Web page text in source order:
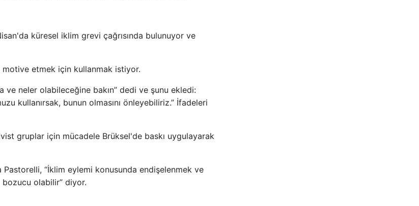
küresel iklim grevi çağrısında bulunuyor ve
motive etmek için kullanmak istiyor.
neler olabileceğine bakın” dedi ve şunu ekledi:
kullanırsak, bunun olmasını önleyebiliriz.” İfadeleri
gruplar için mücadele Brüksel'de baskı uygulayarak
Pastorelli, “İklim eylemi konusunda endişelenmek ve
olabilir” diyor.